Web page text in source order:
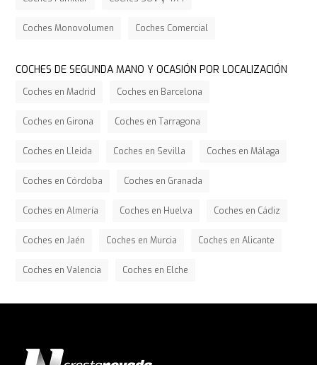
Coches Monovolumen Coches Comercial
COCHES DE SEGUNDA MANO Y OCASIÓN POR LOCALIZACIÓN
Coches en Madrid Coches en Barcelona
Coches en Girona Coches en Tarragona
Coches en Lleida Coches en Sevilla Coches en Málaga
Coches en Córdoba Coches en Granada
Coches en Almería Coches en Huelva Coches en Cádiz
Coches en Jaén Coches en Murcia Coches en Alicante
Coches en Valencia Coches en Elche